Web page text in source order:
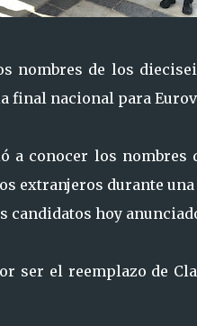
nombres de los
final nacional para
a conocer los
extranjeros durante
candidatos hoy
ser el reemplazo de